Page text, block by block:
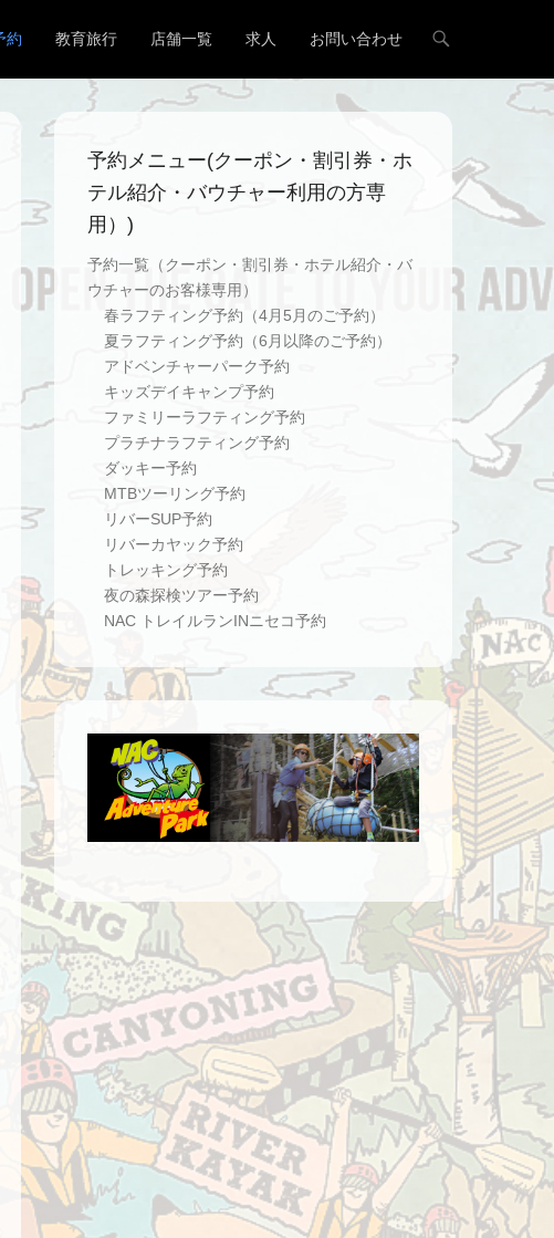
約 教育旅行 店舗一覧 求人 お問い合わせ
予約メニュー(クーポン・割引券・ホ
テル紹介・バウチャー利用の方専
用）)
予約一覧（クーポン・割引券・ホテル紹介・バ
ウチャーのお客様専用）
春ラフティング予約（4月5月のご予約）
夏ラフティング予約（6月以降のご予約）
アドベンチャーパーク予約
キッズデイキャンプ予約
ファミリーラフティング予約
プラチナラフティング予約
ダッキー予約
MTBツーリング予約
リバーSUP予約
リバーカヤック予約
トレッキング予約
夜の森探検ツアー予約
NAC トレイルランINニセコ予約